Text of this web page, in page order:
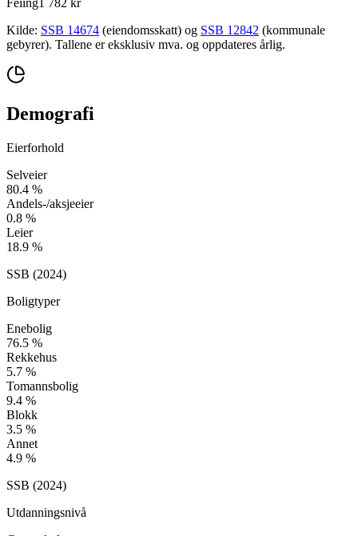
Feiing 1 782 kr
Kilde: SSB 14674 (eiendomsskatt) og SSB 12842 (kommunale
gebyrer). Tallene er eksklusiv mva. og oppdateres årlig.
Demografi
Eierforhold
Selveier
80.4 %
Andels-/aksjeeier
0.8 %
Leier
18.9 %
SSB (2024)
Boligtyper
Enebolig
76.5 %
Rekkehus
5.7 %
Tomannsbolig
9.4 %
Blokk
3.5 %
Annet
4.9 %
SSB (2024)
Utdanningsnivå